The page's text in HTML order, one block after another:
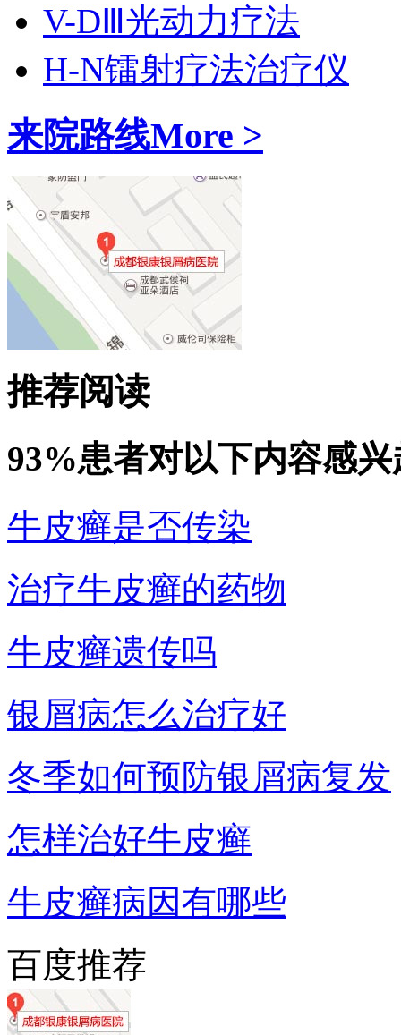
V-DⅢ光动力疗法
H-N镭射疗法治疗仪
来院路线More >
推荐阅读
93%患者对以下内容感兴
牛皮癣是否传染
治疗牛皮癣的药物
牛皮癣遗传吗
银屑病怎么治疗好
冬季如何预防银屑病复发
怎样治好牛皮癣
牛皮癣病因有哪些
百度推荐